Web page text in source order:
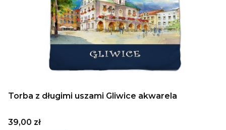
Torba z długimi uszami Gliwice akwarela
Cena
39,00 zł